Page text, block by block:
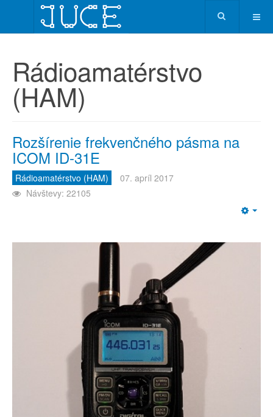
Rádioamatérstvo
(HAM)
Rozšírenie frekvenčného pásma na
ICOM ID-31E
Rádioamatérstvo (HAM)
07. apríl 2017
Návštevy: 22105